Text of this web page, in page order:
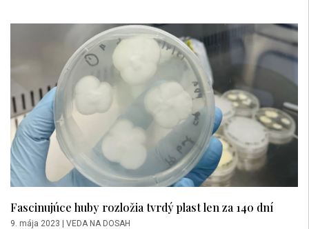
Fascinujúce huby rozložia tvrdý plast len za 140 dní
9. mája 2023 | VEDA NA DOSAH